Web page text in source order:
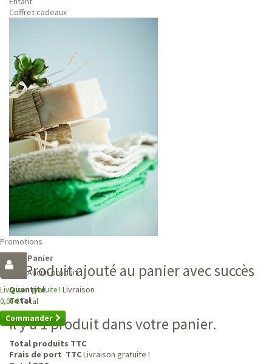
Coffret cadeaux
Promotions
Panier
Aucun produit
Livraison gratuite ! Livraison
0,00 €Total
Commander
Produit ajouté au panier avec succès
Quantité
Total
Il y a 1 produit dans votre panier.
Total produits TTC
Frais de port TTCLivraison gratuite !